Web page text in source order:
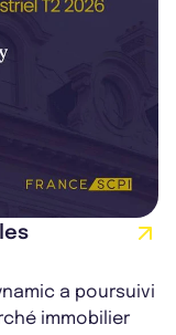
a poursuivi
immobilier